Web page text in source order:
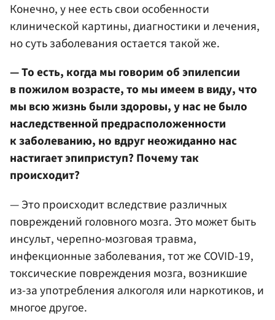
Конечно, у нее есть свои особенности
клинической картины, диагностики и лечения,
но суть заболевания остается такой же.
— То есть, когда мы говорим об эпилепсии
в пожилом возрасте, то мы имеем в виду, что
мы всю жизнь были здоровы, у нас не было
наследственной предрасположенности
к заболеванию, но вдруг неожиданно нас
настигает эпиприступ? Почему так
происходит?
— Это происходит вследствие различных
повреждений головного мозга. Это может быть
инсульт, черепно-мозговая травма,
инфекционные заболевания, тот же COVID-19,
токсические повреждения мозга, возникшие
из-за употребления алкоголя или наркотиков, и
многое другое.